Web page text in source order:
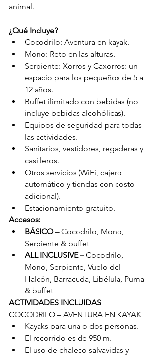
animal.
¿Qué Incluye?
Cocodrilo: Aventura en kayak.
Mono: Reto en las alturas.
Serpiente: Xorros y Caxorros: un
espacio para los pequeños de 5 a
12 años.
Buffet ilimitado con bebidas (no
incluye bebidas alcohólicas).
Equipos de seguridad para todas
las actividades.
Sanitarios, vestidores, regaderas y
casilleros.
Otros servicios (WiFi, cajero
automático y tiendas con costo
adicional).
Estacionamiento gratuito.
Accesos:
BÁSICO – Cocodrilo, Mono,
Serpiente & buffet
ALL INCLUSIVE – Cocodrilo,
Mono, Serpiente, Vuelo del
Halcón, Barracuda, Libélula, Puma
& buffet
ACTIVIDADES INCLUIDAS
COCODRILO – AVENTURA EN KAYAK
Kayaks para una o dos personas.
El recorrido es de 950 m.
El uso de chaleco salvavidas y